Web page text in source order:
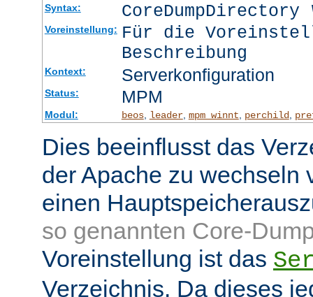
Syntax: CoreDumpDirectory
Voreinstellung: Für die
Beschreibung
Kontext: Serverkonfiguration
Status: MPM
Modul: beos, leader, mpm_winnt perchild,
Dies beeinflusst das
der Apache zu wechseln
einen
so genannten Core-
Voreinstellung ist das
Verzeichnis. Da dieses